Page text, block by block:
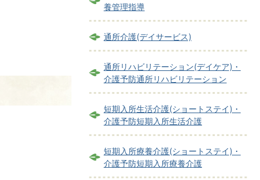
養管理指導
通所介護(デイサービス)
通所リハビリテーション(デイケア)・
介護予防通所リハビリテーション
短期入所生活介護(ショートステイ)・
介護予防短期入所生活介護
短期入所療養介護(ショートステイ)・
介護予防短期入所療養介護